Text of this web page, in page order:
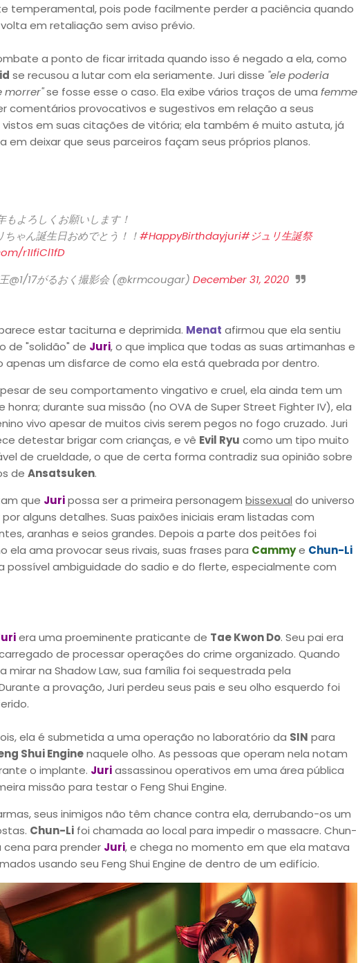
temperamental, pois pode facilmente perder a paciência quando
em retaliação sem aviso prévio.
a ponto de ficar irritada quando isso é negado a ela, como
se recusou a lutar com ela seriamente. Juri disse "ele poderia
morrer"se fosse esse o caso. Ela exibe vários traços de uma femme
comentários provocativos e sugestivos em relação a seus
vistos em suas citações de vitória; ela também é muito astuta, já
em deixar que seus parceiros façam seus próprios planos.
もよろしくお願いします！
ちゃん誕生日おめでとう！！#HappyBirthdayjuri#ジュリ生誕祭
r1IfiCl1fD
@1/17がるおく撮影会 (@krmcougar) December 31, 2020
estar taciturna e deprimida. Menat afirmou que ela sentiu
de "solidão" de Juri, o que implica que todas as suas artimanhas e
apenas um disfarce de como ela está quebrada por dentro.
de seu comportamento vingativo e cruel, ela ainda tem um
honra; durante sua missão (no OVA de Super Street Fighter IV), ela
vivo apesar de muitos civis serem pegos no fogo cruzado. Juri
detestar brigar com crianças, e vê Evil Ryu como um tipo muito
de crueldade, o que de certa forma contradiz sua opinião sobre
de Ansatsuken.
que Juripossa ser a primeira personagem bissexual do universo
alguns detalhes. Suas paixões iniciais eram listadas com
aranhas e seios grandes. Depois a parte dos peitões foi
ela ama provocar seus rivais, suas frases para Cammye Chun-Li
possível ambiguidade do sadio e do flerte, especialmente com
era uma proeminente praticante de Tae Kwon Do. Seu pai era
de processar operações do crime organizado. Quando
mirar na Shadow Law, sua família foi sequestrada pela
a provação, Juri perdeu seus pais e seu olho esquerdo foi
ela é submetida a uma operação no laboratório da SIN para
Shui Enginenaquele olho. As pessoas que operam nela notam
o implante. Juriassassinou operativos em uma área pública
missão para testar o Feng Shui Engine.
seus inimigos não têm chance contra ela, derrubando-os um
Chun-Li foi chamada ao local para impedir o massacre. Chun-
cena para prender Juri, e chega no momento em que ela matava
usando seu Feng Shui Engine de dentro de um edifício.